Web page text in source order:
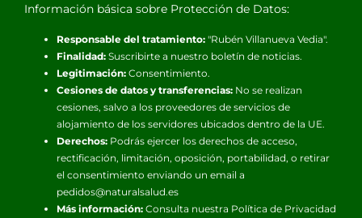
Información básica sobre Protección de Datos:
Responsable del tratamiento:"Rubén Villanueva Vedia".
Finalidad:Suscribirte a nuestro boletín de noticias.
Legitimación:Consentimiento.
Cesiones de datos y transferencias:No se realizan
cesiones, salvo a los proveedores de servicios de
alojamiento de los servidores ubicados dentro de la UE.
Derechos:Podrás ejercer los derechos de acceso,
rectificación, limitación, oposición, portabilidad, o retirar
el consentimiento enviando un email a
pedidos@naturalsalud.es
Más información:Consulta nuestra Política de Privacidad